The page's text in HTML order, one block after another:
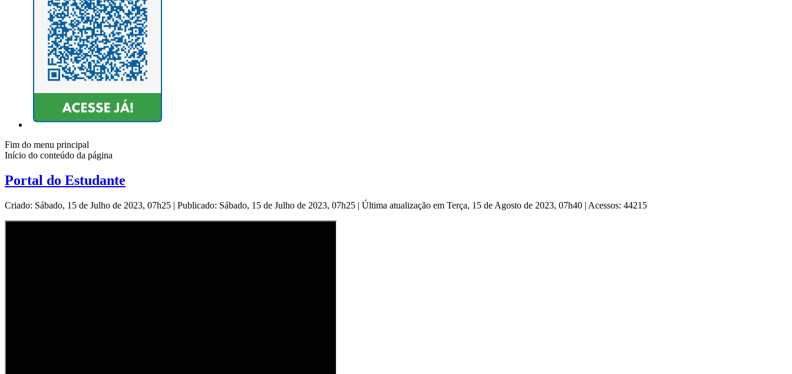
Fim do menu principal
Início do conteúdo da página
Portal do Estudante
Criado: Sábado, 15 de Julho de 2023, 07h25 | Publicado: Sábado, 15 de Julho de 2023, 07h25 | Última atualização em Terça, 15 de Agosto de 2023, 07h40 | Acessos: 44215